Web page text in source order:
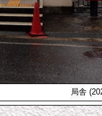
局舎